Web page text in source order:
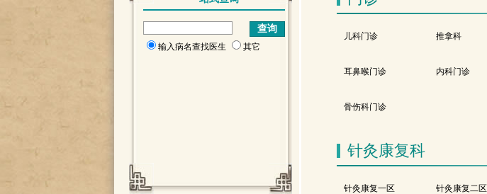
输入病名查找医生 其它
儿科门诊 推拿科
耳鼻喉门诊 内科门诊
骨伤科门诊
针灸康复科
针灸康复一区 针灸康复二区